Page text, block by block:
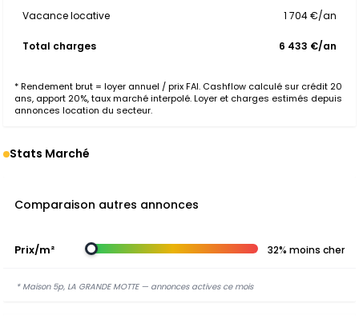
Vacance locative 1 704 €/an
Total charges 6 433 €/an
* Rendement brut = loyer annuel / prix FAI. Cashflow calculé sur crédit 20
ans, apport 20%, taux marché interpolé. Loyer et charges estimés depuis
annonces location du secteur.
Stats Marché
Comparaison autres annonces
Prix/m² 32% moins cher
* Maison 5p, LA GRANDE MOTTE — annonces actives ce mois